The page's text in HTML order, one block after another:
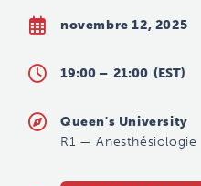
novembre 12, 2025
19:00 – 21:00 (EST)
Queen's University
R1 — Anesthésiologie